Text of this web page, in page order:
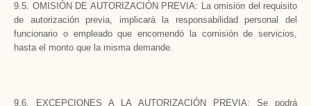
9.5. OMISIÓN DE AUTORIZACIÓN PREVIA: La omisión del requisito
de autorización previa, implicará la responsabilidad personal del
funcionario o empleado que encomendó la comisión de servicios,
hasta el monto que la misma demande.
9.6. EXCEPCIONES A LA AUTORIZACIÓN PREVIA: Se podrá